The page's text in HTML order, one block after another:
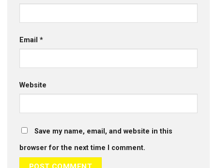
Email *
Website
Save my name, email, and website in this
browser for the next time I comment.